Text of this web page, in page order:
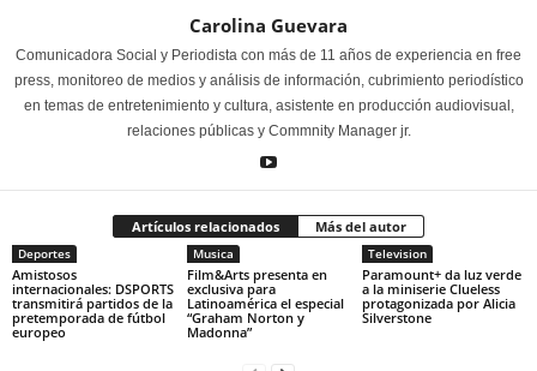
Carolina Guevara
Comunicadora Social y Periodista con más de 11 años de experiencia en free
press, monitoreo de medios y análisis de información, cubrimiento periodístico
en temas de entretenimiento y cultura, asistente en producción audiovisual,
relaciones públicas y Commnity Manager jr.
Artículos relacionados Más del autor
Deportes
Amistosos
internacionales: DSPORTS
transmitirá partidos de la
pretemporada de fútbol
europeo
Musica
Film&Arts presenta en
exclusiva para
Latinoamérica el especial
“Graham Norton y
Madonna”
Television
Paramount+ da luz verde
a la miniserie Clueless
protagonizada por Alicia
Silverstone